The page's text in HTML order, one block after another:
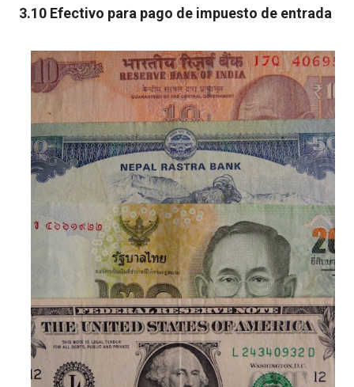
3.10 Efectivo para pago de impuesto de entrada